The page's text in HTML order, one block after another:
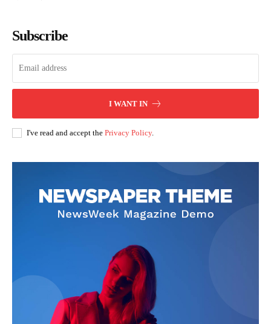
Subscribe
I WANT IN
I've read and accept the Privacy Policy.